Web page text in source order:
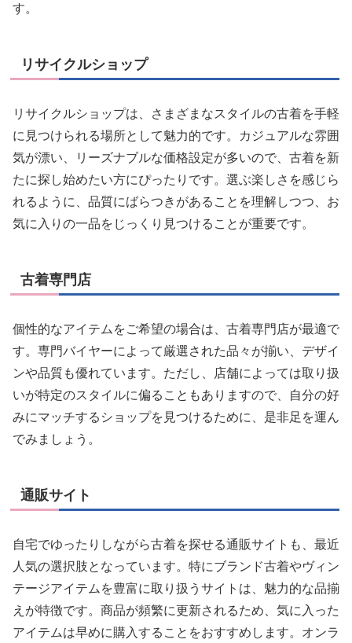
す。
リサイクルショップ
リサイクルショップは、さまざまなスタイルの古着を手軽
に見つけられる場所として魅力的です。カジュアルな雰囲
気が漂い、リーズナブルな価格設定が多いので、古着を新
たに探し始めたい方にぴったりです。選ぶ楽しさを感じら
れるように、品質にばらつきがあることを理解しつつ、お
気に入りの一品をじっくり見つけることが重要です。
古着専門店
個性的なアイテムをご希望の場合は、古着専門店が最適で
す。専門バイヤーによって厳選された品々が揃い、デザイ
ンや品質も優れています。ただし、店舗によっては取り扱
いが特定のスタイルに偏ることもありますので、自分の好
みにマッチするショップを見つけるために、是非足を運ん
でみましょう。
通販サイト
自宅でゆったりしながら古着を探せる通販サイトも、最近
人気の選択肢となっています。特にブランド古着やヴィン
テージアイテムを豊富に取り扱うサイトは、魅力的な品揃
えが特徴です。商品が頻繁に更新されるため、気に入った
アイテムは早めに購入することをおすすめします。オンラ